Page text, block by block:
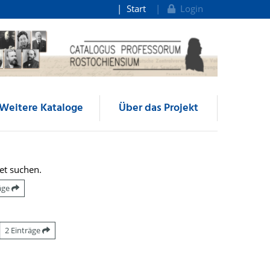
Start Login
Kataloge Über das Projekt
suchen.
2 Einträge